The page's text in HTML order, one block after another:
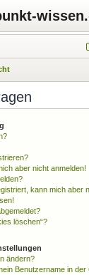
aber nicht anmelden!
kann mich aber
löschen“?
ändern?
Benutzername in